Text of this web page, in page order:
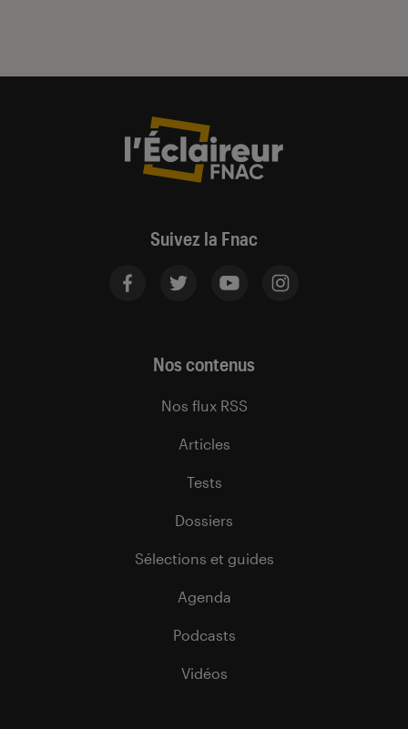
Suivez la Fnac
Nos contenus
Nos flux RSS
Articles
Tests
Dossiers
Sélections et guides
Agenda
Podcasts
Vidéos